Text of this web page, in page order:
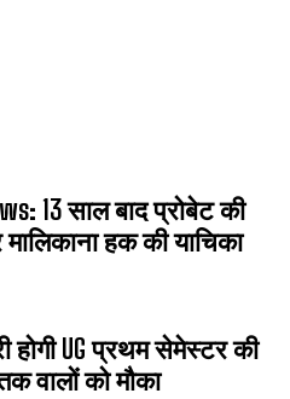
13 साल बाद प्रोबेट की
हक की याचिका
होगी UG प्रथम सेमेस्टर की
वालों को मौका